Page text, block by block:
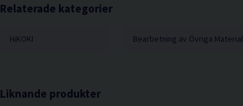
Relaterade kategorier
HiKOKI Bearbetning av Övriga Material
Liknande produkter